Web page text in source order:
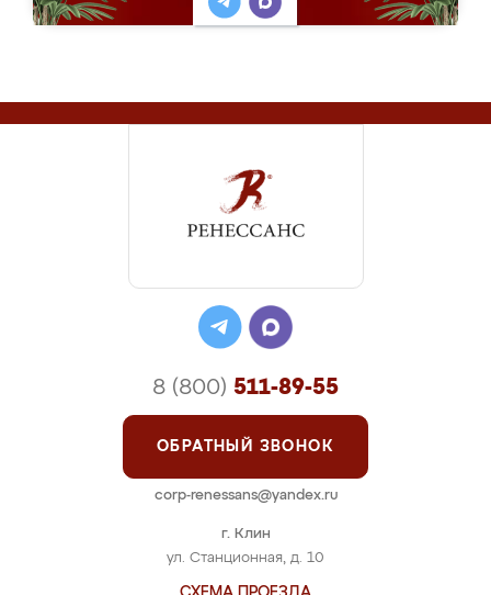
г. Клин
ул. Станционная, д. 10
8 (800) 511-89-55
ОБРАТНЫЙ ЗВОНОК
corp-renessans@yandex.ru